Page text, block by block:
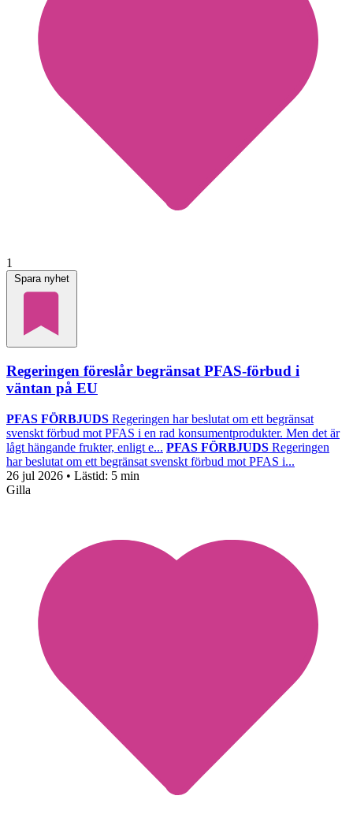
1
Spara nyhet
Regeringen föreslår begränsat PFAS-förbud i
väntan på EU
PFAS FÖRBJUDS Regeringen har beslutat om ett begränsat
svenskt förbud mot PFAS i en rad konsumentprodukter. Men det är
lågt hängande frukter, enligt e... PFAS FÖRBJUDS Regeringen
har beslutat om ett begränsat svenskt förbud mot PFAS i...
26 jul 2026 • Lästid: 5 min
Gilla